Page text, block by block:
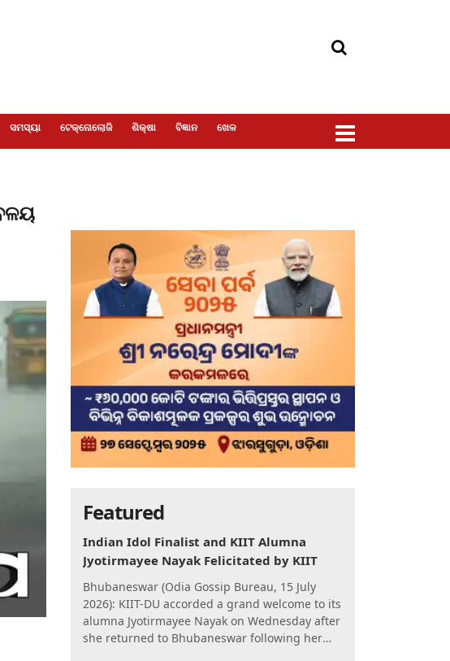
ସମସ୍ୟା ଟେକ୍ନୋଲୋଜି ଶିକ୍ଷା ବିଜ୍ଞାନ ଖେଳ
Featured
Indian Idol Finalist and KIIT Alumna
Jyotirmayee Nayak Felicitated by KIIT
Bhubaneswar (Odia Gossip Bureau, 15 July
2026): KIIT-DU accorded a grand welcome to its
alumna Jyotirmayee Nayak on Wednesday after
she returned to Bhubaneswar following her